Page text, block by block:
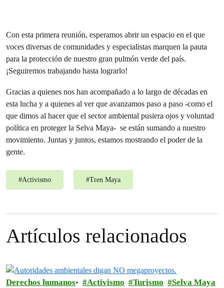
Con esta primera reunión, esperamos abrir un espacio en el que
voces diversas de comunidades y especialistas marquen la pauta
para la protección de nuestro gran pulmón verde del país.
¡Seguiremos trabajando hasta lograrlo!
Gracias a quienes nos han acompañado a lo largo de décadas en
esta lucha y a quienes al ver que avanzamos paso a paso -como el
que dimos al hacer que el sector ambiental pusiera ojos y voluntad
política en proteger la Selva Maya- se están sumando a nuestro
movimiento. Juntas y juntos, estamos mostrando el poder de la
gente.
#Activismo #Tren Maya
Artículos relacionados
Derechos humanos Activismo Turismo Selva Maya